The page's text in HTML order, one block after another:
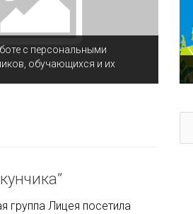
с персональными
обучающихся и их
группа Лицея посетила